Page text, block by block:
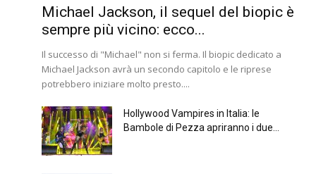
Michael Jackson, il sequel del biopic è
sempre più vicino: ecco...
Il successo di "Michael" non si ferma. Il biopic dedicato a
Michael Jackson avrà un secondo capitolo e le riprese
potrebbero iniziare molto presto....
Hollywood Vampires in Italia: le
Bambole di Pezza apriranno i due...